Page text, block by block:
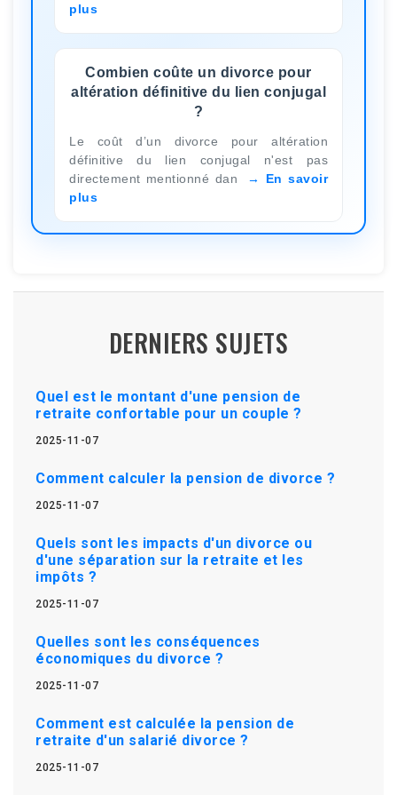
plus
Combien coûte un divorce pour
altération définitive du lien conjugal
?
Le coût d’un divorce pour altération
définitive du lien conjugal n'est pas
directement mentionné dan
En savoir
plus
DERNIERS SUJETS
Quel est le montant d'une pension de
retraite confortable pour un couple ?
2025-11-07
Comment calculer la pension de divorce ?
2025-11-07
Quels sont les impacts d'un divorce ou
d'une séparation sur la retraite et les
impôts ?
2025-11-07
Quelles sont les conséquences
économiques du divorce ?
2025-11-07
Comment est calculée la pension de
retraite d'un salarié divorce ?
2025-11-07